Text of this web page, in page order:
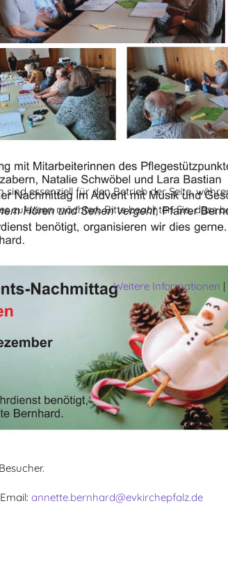
annette.bernhard@evkirchepfalz.de
essenziell für den Betrieb der Seite,
zulassen möchten. Bitte beachten Sie,
Weitere Informationen |